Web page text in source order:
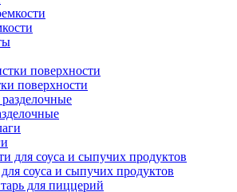
поверхности
соуса и сыпучих продуктов